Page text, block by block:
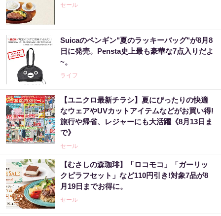
セール
Suicaのペンギン"夏のラッキーバッグ"が8月8
日に発売。Pensta史上最も豪華な7点入りだよ
~。
ライフ
【ユニクロ最新チラシ】夏にぴったりの快適
なウェアやUVカットアイテムなどがお買い得!
旅行や帰省、レジャーにも大活躍《8月13日ま
で》
セール
【むさしの森珈琲】「ロコモコ」「ガーリッ
クピラフセット」など110円引き!対象7品が8
月19日までお得に。
セール